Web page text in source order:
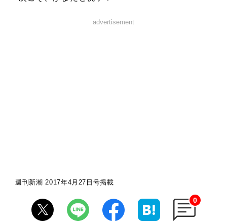
advertisement
週刊新潮 2017年4月27日号掲載
0